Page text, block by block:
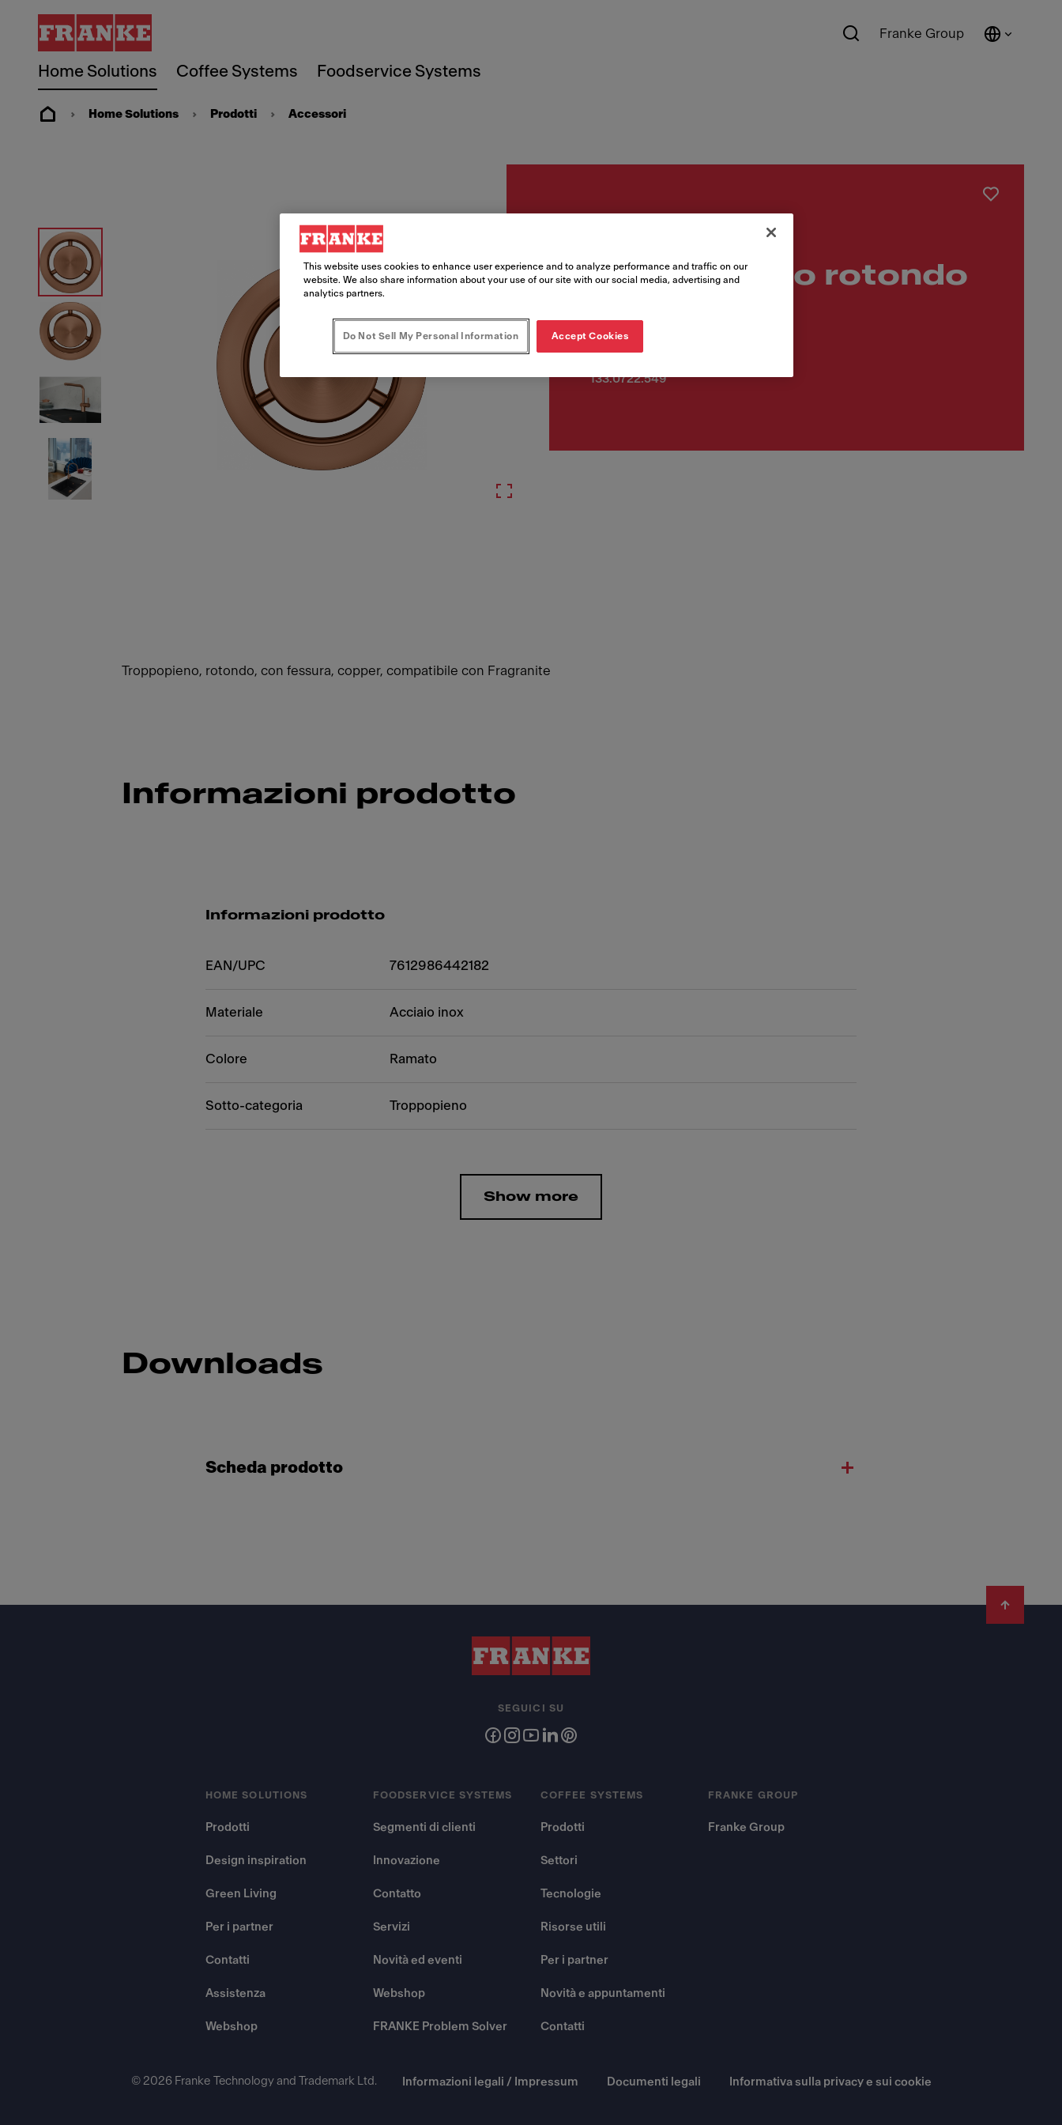
Home Solutions Coffee Systems Foodservice Systems
Franke Group
Home Solutions Prodotti Accessori
Troppopieno rotondo
Numero di articolo
133.0722.549
Troppopieno, rotondo, con fessura, copper, compatibile con Fragranite
Informazioni prodotto
Informazioni prodotto
EAN/UPC 7612986442182
Materiale Acciaio inox
Colore Ramato
Sotto-categoria Troppopieno
Show more
Downloads
Scheda prodotto
HOME SOLUTIONS
Prodotti
Design inspiration
Green Living
Per i partner
Contatti
Assistenza
Webshop
FOODSERVICE SYSTEMS
Segmenti di clienti
Innovazione
Contatto
Servizi
Novità ed eventi
Webshop
FRANKE Problem Solver
COFFEE SYSTEMS
Prodotti
Settori
Tecnologie
Risorse utili
Per i partner
Novità e appuntamenti
Contatti
FRANKE GROUP
Franke Group
SEGUICI SU
© 2026 Franke Technology and Trademark Ltd. Informazioni legali / Impressum Documenti legali Informativa sulla privacy e sui cookie
This website uses cookies to enhance user experience and to analyze performance and traffic on our
website. We also share information about your use of our site with our social media, advertising and
analytics partners.
Do Not Sell My Personal Information Accept Cookies